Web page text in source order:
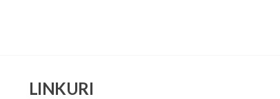
LINKURI